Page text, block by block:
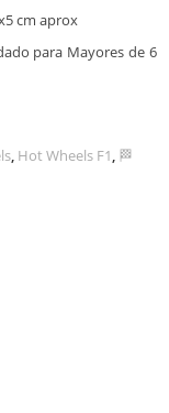
cm aprox
para Mayores de 6
, Hot Wheels F1, 🏁